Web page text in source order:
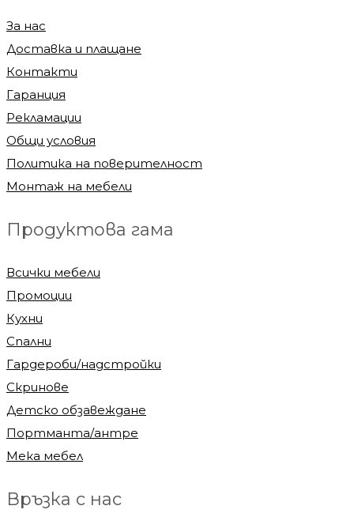
За нас
Доставка и плащане
Контакти
Гаранция
Рекламации
Общи условия
Политика на поверителност
Монтаж на мебели
Продуктова гама
Всички мебели
Промоции
Кухни
Спални
Гардероби/надстройки
Скринове
Детско обзавеждане
Портманта/антре
Мека мебел
Връзка с нас